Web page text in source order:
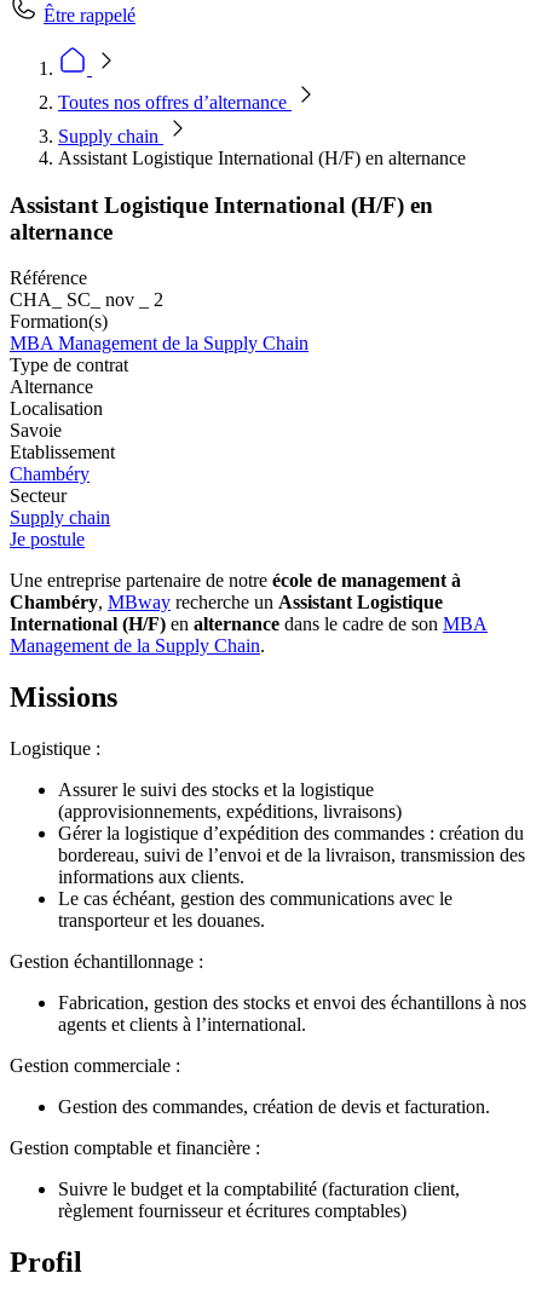
Être rappelé
Toutes nos offres d’alternance
Supply chain
Assistant Logistique International (H/F) en alternance
Assistant Logistique International (H/F) en
alternance
Référence
CHA_ SC_ nov _ 2
Formation(s)
MBA Management de la Supply Chain
Type de contrat
Alternance
Localisation
Savoie
Etablissement
Chambéry
Secteur
Supply chain
Je postule
Une entreprise partenaire de notre école de management à
Chambéry, MBway recherche un Assistant Logistique
International (H/F) en alternance dans le cadre de son MBA
Management de la Supply Chain.
Missions
Logistique :
Assurer le suivi des stocks et la logistique
(approvisionnements, expéditions, livraisons)
Gérer la logistique d’expédition des commandes : création du
bordereau, suivi de l’envoi et de la livraison, transmission des
informations aux clients.
Le cas échéant, gestion des communications avec le
transporteur et les douanes.
Gestion échantillonnage :
Fabrication, gestion des stocks et envoi des échantillons à nos
agents et clients à l’international.
Gestion commerciale :
Gestion des commandes, création de devis et facturation.
Gestion comptable et financière :
Suivre le budget et la comptabilité (facturation client,
règlement fournisseur et écritures comptables)
Profil